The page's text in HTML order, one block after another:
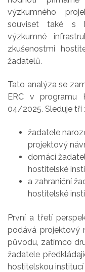
výzkumného
souviset také s
výzkumné
zkušenostmi
žadatelů.
Tato analýza se
ERC v programu
04/2025. Sleduje tři
žadatele
projektový
domácí
hostitelské
a zahraniční
hostitelské
První a třetí
podává projektový
původu, zatímco
žadatele
hostitelskou